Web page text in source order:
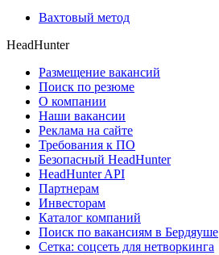
Вахтовый метод
HeadHunter
Размещение вакансий
Поиск по резюме
О компании
Наши вакансии
Реклама на сайте
Требования к ПО
Безопасный HeadHunter
HeadHunter API
Партнерам
Инвесторам
Каталог компаний
Поиск по вакансиям в Бердяуше
Сетка: соцсеть для нетворкинга